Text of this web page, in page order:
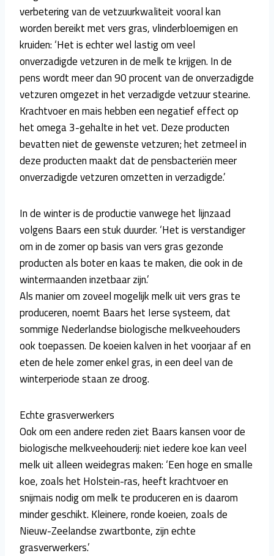
verbetering van de vetzuurkwaliteit vooral kan
worden bereikt met vers gras, vlinderbloemigen en
kruiden: ‘Het is echter wel lastig om veel
onverzadigde vetzuren in de melk te krijgen. In de
pens wordt meer dan 90 procent van de onverzadigde
vetzuren omgezet in het verzadigde vetzuur stearine.
Krachtvoer en mais hebben een negatief effect op
het omega 3-gehalte in het vet. Deze producten
bevatten niet de gewenste vetzuren; het zetmeel in
deze producten maakt dat de pensbacteriën meer
onverzadigde vetzuren omzetten in verzadigde.’
In de winter is de productie vanwege het lijnzaad
volgens Baars een stuk duurder. ‘Het is verstandiger
om in de zomer op basis van vers gras gezonde
producten als boter en kaas te maken, die ook in de
wintermaanden inzetbaar zijn.’
Als manier om zoveel mogelijk melk uit vers gras te
produceren, noemt Baars het Ierse systeem, dat
sommige Nederlandse biologische melkveehouders
ook toepassen. De koeien kalven in het voorjaar af en
eten de hele zomer enkel gras, in een deel van de
winterperiode staan ze droog.
Echte grasverwerkers
Ook om een andere reden ziet Baars kansen voor de
biologische melkveehouderij: niet iedere koe kan veel
melk uit alleen weidegras maken: ‘Een hoge en smalle
koe, zoals het Holstein-ras, heeft krachtvoer en
snijmais nodig om melk te produceren en is daarom
minder geschikt. Kleinere, ronde koeien, zoals de
Nieuw-Zeelandse zwartbonte, zijn echte
grasverwerkers.’